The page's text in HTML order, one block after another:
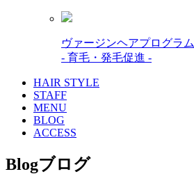
ヴァージンヘアプログラム
- 育毛・発毛促進 -
HAIR STYLE
STAFF
MENU
BLOG
ACCESS
Blogブログ